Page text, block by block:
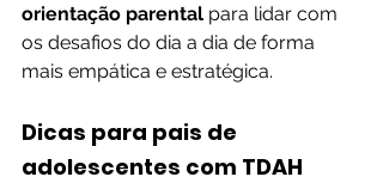
orientação parental para lidar com
os desafios do dia a dia de forma
mais empática e estratégica.
Dicas para pais de
adolescentes com TDAH